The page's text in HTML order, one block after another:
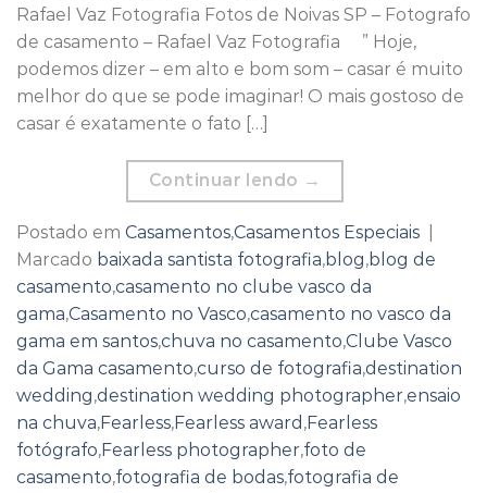
Rafael Vaz Fotografia Fotos de Noivas SP – Fotografo
de casamento – Rafael Vaz Fotografia ” Hoje,
podemos dizer – em alto e bom som – casar é muito
melhor do que se pode imaginar! O mais gostoso de
casar é exatamente o fato […]
Continuar lendo →
Postado em Casamentos,Casamentos Especiais
Marcado baixada santista fotografia,blog,blog de
casamento,casamento no clube vasco da
gama,Casamento no Vasco,casamento no vasco da
gama em santos,chuva no casamento,Clube Vasco
da Gama casamento,curso de fotografia,destination
wedding,destination wedding photographer,ensaio
na chuva,Fearless,Fearless award ,Fearless
fotógrafo,Fearless photographer,foto de
casamento,fotografia de bodas,fotografia de